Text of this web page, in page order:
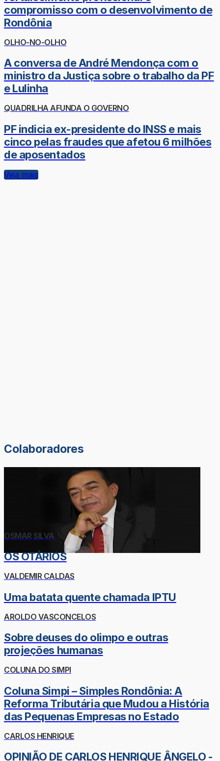
compromisso com o desenvolvimento de
Rondônia
OLHO-NO-OLHO
A conversa de André Mendonça com o
ministro da Justiça sobre o trabalho da PF
e Lulinha
QUADRILHA AFUNDA O GOVERNO
PF indicia ex-presidente do INSS e mais
cinco pelas fraudes que afetou 6 milhões
de aposentados
Veja mais
Colaboradores
OSMAR SILVA
OS OTÁRIOS
VALDEMIR CALDAS
Uma batata quente chamada IPTU
AROLDO VASCONCELOS
Sobre deuses do olimpo e outras
projeções humanas
COLUNA DO SIMPI
Coluna Simpi – Simples Rondônia: A
Reforma Tributária que Mudou a História
das Pequenas Empresas no Estado
CARLOS HENRIQUE
OPINIÃO DE CARLOS HENRIQUE ÂNGELO -